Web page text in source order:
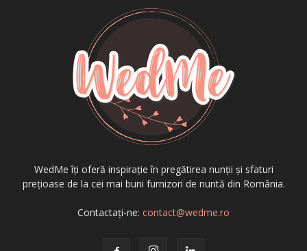
WedMe îți oferă inspirație în pregătirea nunții și sfaturi
prețioase de la cei mai buni furnizori de nuntă din România.
Contactați-ne: contact@wedme.ro